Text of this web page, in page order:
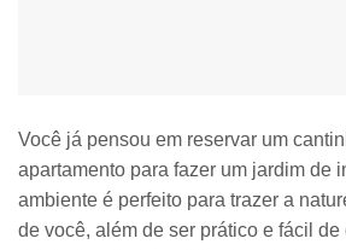
Você já pensou em reservar um
apartamento para fazer um jardim de
ambiente é perfeito para trazer a
de você, além de ser prático e fácil de